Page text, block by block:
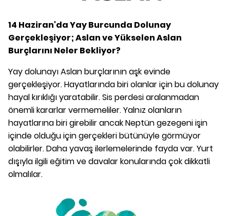
14 Haziran'da Yay Burcunda Dolunay
Gerçekleşiyor; Aslan ve Yükselen Aslan
Burçlarını Neler Bekliyor?
Yay dolunayı Aslan burçlarının aşk evinde
gerçekleşiyor. Hayatlarında biri olanlar için bu dolunay
hayal kırıklığı yaratabilir. Sis perdesi aralanmadan
önemli kararlar vermemeliler. Yalnız olanların
hayatlarına biri girebilir ancak Neptün gezegeni işin
içinde olduğu için gerçekleri bütünüyle görmüyor
olabilirler. Daha yavaş ilerlemelerinde fayda var. Yurt
dışıyla ilgili eğitim ve davalar konularında çok dikkatli
olmalılar.